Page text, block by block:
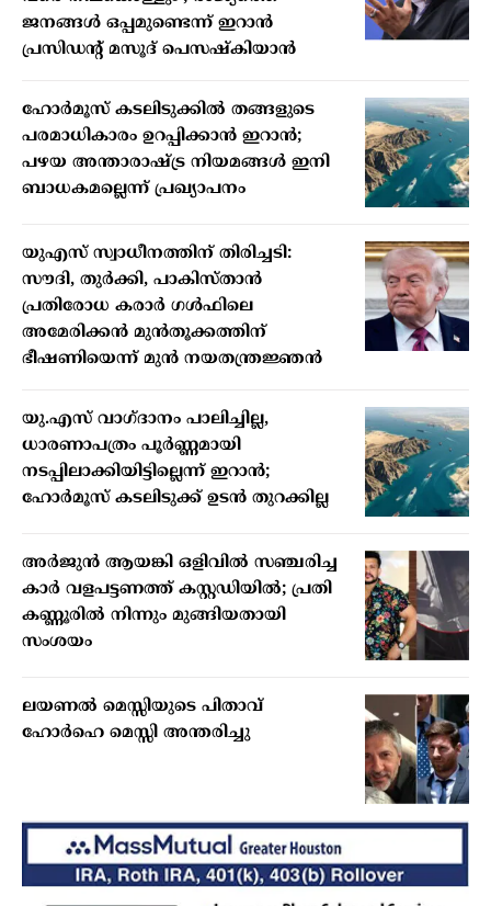
ജനങ്ങൾ ഒപ്പമുണ്ടെന്ന് ഇറാൻ
പ്രസിഡന്റ് മസൂദ് പെസഷ്കിയാൻ
ഹോർമൂസ് കടലിടുക്കിൽ തങ്ങളുടെ
പരമാധികാരം ഉറപ്പിക്കാൻ ഇറാൻ;
പഴയ അന്താരാഷ്ട്ര നിയമങ്ങൾ ഇനി
ബാധകമല്ലെന്ന് പ്രഖ്യാപനം
യുഎസ് സ്വാധീനത്തിന് തിരിച്ചടി:
സൗദി, തുർക്കി, പാകിസ്താൻ
പ്രതിരോധ കരാർ ഗൾഫിലെ
അമേരിക്കൻ മുൻതൂക്കത്തിന്
ഭീഷണിയെന്ന് മുൻ നയതന്ത്രജ്ഞൻ
യു.എസ് വാഗ്ദാനം പാലിച്ചില്ല,
ധാരണാപത്രം പൂർണ്ണമായി
നടപ്പിലാക്കിയിട്ടില്ലെന്ന് ഇറാൻ;
ഹോർമൂസ് കടലിടുക്ക് ഉടൻ തുറക്കില്ല
അർജുൻ ആയങ്കി ഒളിവിൽ സഞ്ചരിച്ച
കാർ വളപട്ടണത്ത് കസ്റ്റഡിയിൽ; പ്രതി
കണ്ണൂരിൽ നിന്നും മുങ്ങിയതായി
സംശയം
ലയണൽ മെസ്സിയുടെ പിതാവ്
ഹോർഹെ മെസ്സി അന്തരിച്ചു